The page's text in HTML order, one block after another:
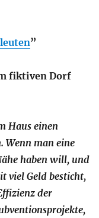
”
fiktiven Dorf
Haus einen
Wenn man eine
haben will, und
viel Geld besticht,
der